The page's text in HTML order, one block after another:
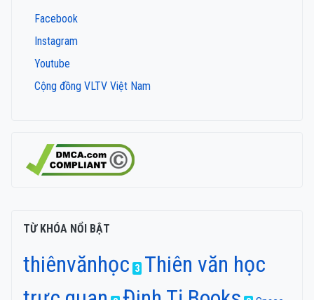
Facebook
Instagram
Youtube
Cộng đồng VLTV Việt Nam
TỪ KHÓA NỔI BẬT
thiênvănhọc 3 Thiên văn học